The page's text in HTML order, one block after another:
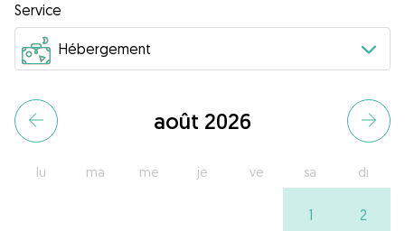
Service
août 2026
lu ma me je ve sa di
1 2